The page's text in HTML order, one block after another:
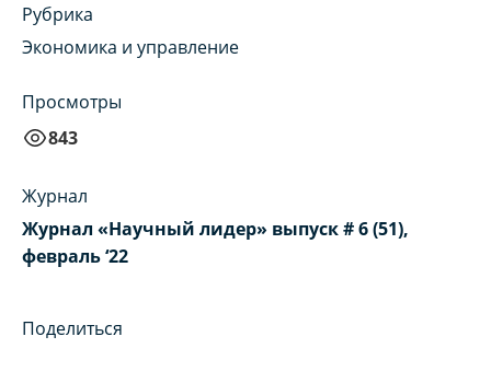
Рубрика
Экономика и управление
Просмотры
843
Журнал
Журнал «Научный лидер» выпуск # 6 (51),
февраль ‘22
Поделиться